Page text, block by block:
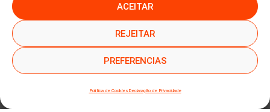
ACEITAR
REJEITAR
PREFERENCIAS
Política de Cookies Declaração de Privacidade
●SUBSCREVER NEWSLETTER●